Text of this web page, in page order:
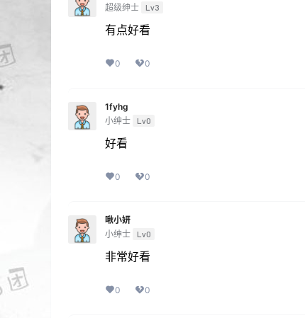
超级绅士 Lv3
有点好看
0 0
1fyhg
小绅士 Lv0
好看
0 0
啾小妍
小绅士 Lv0
非常好看
0 0